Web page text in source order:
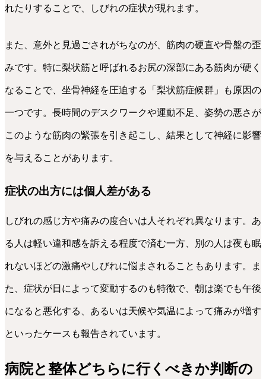
れたりすることで、しびれの症状が現れます。
また、意外と見過ごされがちなのが、筋肉の硬直や骨盤の歪
みです。特に梨状筋と呼ばれるお尻の深部にある筋肉が硬く
なることで、坐骨神経を圧迫する「梨状筋症候群」も原因の
一つです。長時間のデスクワークや運動不足、姿勢の悪さが
このような筋肉の緊張を引き起こし、結果として神経に影響
を与えることがあります。
症状の出方には個人差がある
しびれの感じ方や痛みの度合いは人それぞれ異なります。あ
る人は軽い違和感を訴える程度で済む一方、別の人は夜も眠
れないほどの激痛やしびれに悩まされることもあります。ま
た、症状が日によって変動するのも特徴で、朝は楽でも午後
になると悪化する、あるいは天候や気温によって痛みが増す
といったケースも報告されています。
病院と整体どちらに行くべきか判断の